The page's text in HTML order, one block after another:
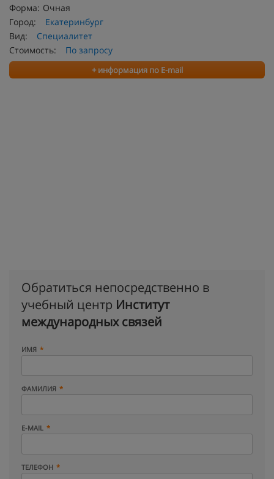
Форма: Очная
Город:
Екатеринбург
Вид:
Специалитет
Стоимость:
По запросу
+ информация по E-mail
Обратиться непосредственно в
учебный центр Институт
международных связей
ИМЯ
ФАМИЛИЯ
E-MAIL
ТЕЛЕФОН